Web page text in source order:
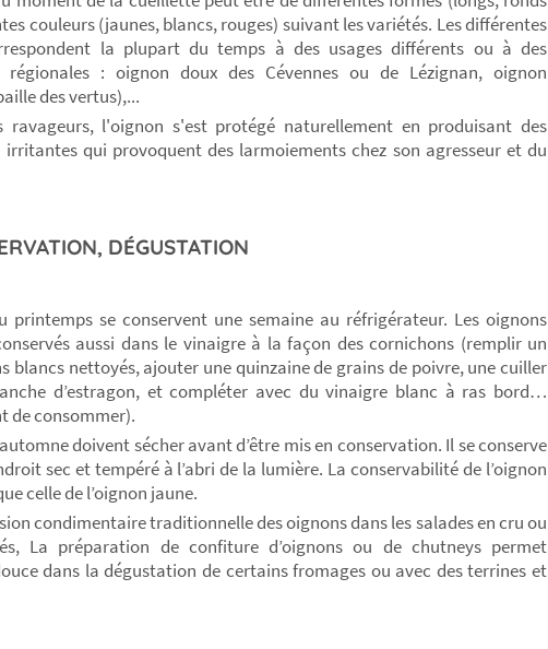
couleurs (jaunes, blancs, rouges) suivant les variétés. Les différentes
la plupart du temps à des usages différents ou à des
régionales : oignon doux des Cévennes ou de Lézignan, oignon
des vertus),...
ravageurs, l'oignon s'est protégé naturellement en produisant des
qui provoquent des larmoiements chez son agresseur et du
DÉGUSTATION
printemps se conservent une semaine au réfrigérateur. Les oignons
aussi dans le vinaigre à la façon des cornichons (remplir un
blancs nettoyés, ajouter une quinzaine de grains de poivre, une cuiller
d’estragon, et compléter avec du vinaigre blanc à ras bord…
de consommer).
doivent sécher avant d’être mis en conservation. Il se conserve
sec et tempéré à l’abri de la lumière. La conservabilité de l’oignon
celle de l’oignon jaune.
condimentaire traditionnelle des oignons dans les salades en cru ou
La préparation de confiture d’oignons ou de chutneys permet
dans la dégustation de certains fromages ou avec des terrines et